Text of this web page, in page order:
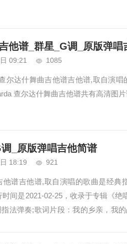
他谱_群星_G调_原版弹唱
09:21 1085
尔达什舞曲吉他谱吉他谱,取自演
查尔达什舞曲吉他谱共有高清图
_原版弹唱吉他简谱
18:19 921
他谱吉他谱,取自演唱的歌曲是经
时间是2021-02-25，收录于专辑《绝
法弹奏;歌词片段：我的乡亲，我